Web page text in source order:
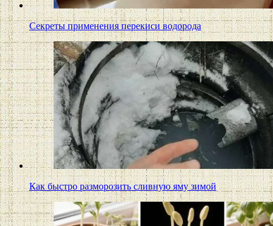
Секреты применения перекиси водорода
Как быстро разморозить сливную яму зимой